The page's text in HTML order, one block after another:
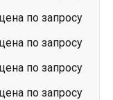
цена по запросу
цена по запросу
цена по запросу
цена по запросу